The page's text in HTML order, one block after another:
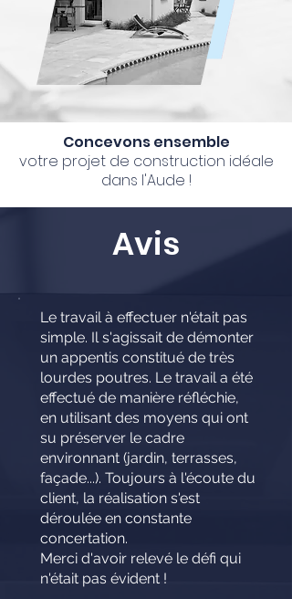
Concevons ensemble
votre projet de construction idéale
dans l'Aude !
Avis
Le travail à effectuer n'était pas
simple. Il s'agissait de démonter
un appentis constitué de très
lourdes poutres. Le travail a été
effectué de manière réfléchie,
en utilisant des moyens qui ont
su préserver le cadre
environnant (jardin, terrasses,
façade...). Toujours à l'écoute du
client, la réalisation s'est
déroulée en constante
concertation.
Merci d'avoir relevé le défi qui
n'était pas évident !